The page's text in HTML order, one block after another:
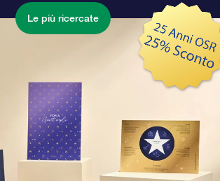
Le più ricercate